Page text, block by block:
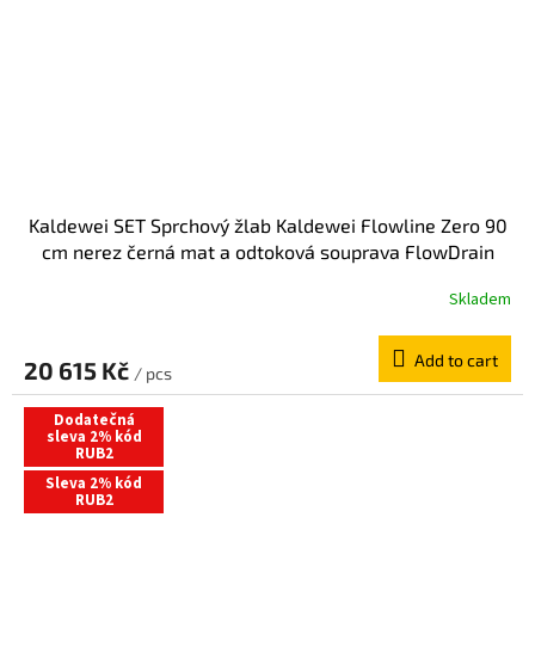
Kaldewei SET Sprchový žlab Kaldewei Flowline Zero 90
cm nerez černá mat a odtoková souprava FlowDrain
Skladem
20 615 Kč / pcs
Add to cart
Dodatečná
sleva 2% kód
RUB2
Sleva 2% kód
RUB2